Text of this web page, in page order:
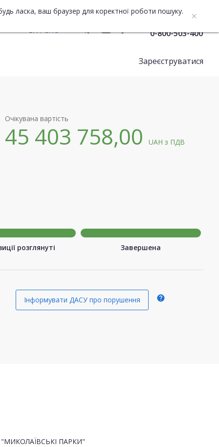
ласка, ваш браузер для коректної роботи пошуку.
UA ENG 0-800-503-400
Зареєструватися
Очікувана вартість
45 403 758,00UAHз ПДВ
розглянуті Завершена
Інформувати ДАСУ про порушення help
ПАРКИ"